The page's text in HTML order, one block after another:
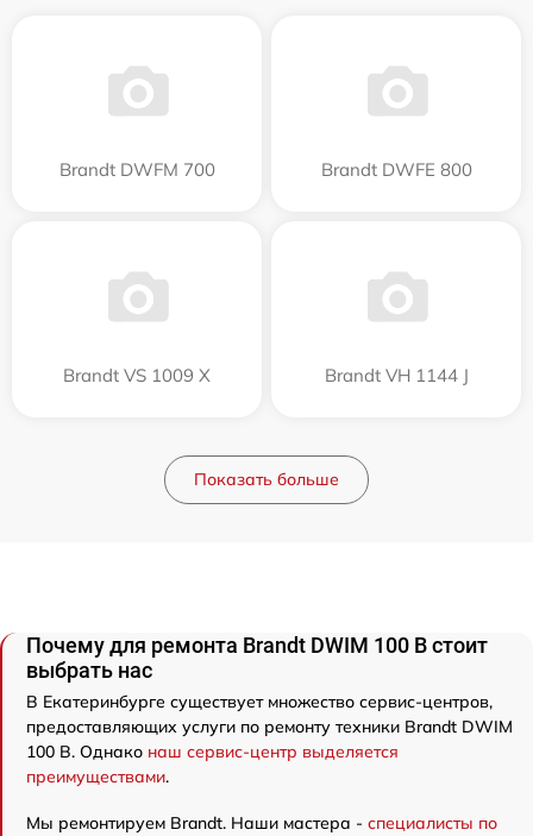
Brandt DWFM 700 Brandt DWFE 800
Brandt VS 1009 X Brandt VH 1144 J
Показать больше
Почему для ремонта Brandt DWIM 100 B стоит
выбрать нас
В Екатеринбурге существует множество сервис-центров,
предоставляющих услуги по ремонту техники Brandt DWIM
100 B. Однако наш сервис-центр выделяется
преимуществами.
Мы ремонтируем Brandt. Наши мастера - специалисты по